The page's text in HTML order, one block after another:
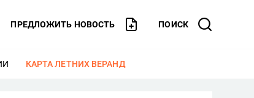
ПРЕДЛОЖИТЬ НОВОСТЬ ПОИСК
ЕЩЕ
КАРТА ЛЕТНИХ ВЕРАНД